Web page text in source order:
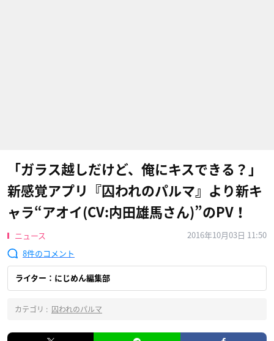
「ガラス越しだけど、俺にキスできる？」
新感覚アプリ『囚われのパルマ』より新キ
ャラ“アオイ(CV:内田雄馬さん)”のPV！
ニュース
2016年10月03日 11:50
8
ライター：にじめん編集部
カテゴリ : 囚われのパルマ